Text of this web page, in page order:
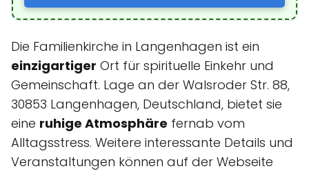
Die Familienkirche in Langenhagen ist ein
einzigartiger Ort für spirituelle Einkehr und
Gemeinschaft. Lage an der Walsroder Str. 88,
30853 Langenhagen, Deutschland, bietet sie
eine ruhige Atmosphäre fernab vom
Alltagsstress. Weitere interessante Details und
Veranstaltungen können auf der Webseite